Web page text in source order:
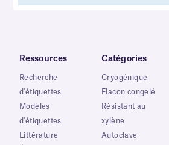
Ressources
Recherche
d'étiquettes
Modèles
d'étiquettes
Littérature
Catégories
Cryogénique
Flacon congelé
Résistant au
xylène
Autoclave